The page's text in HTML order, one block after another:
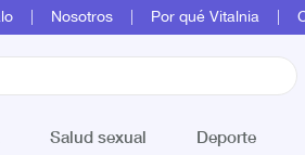
Nosotros Por qué Vitalnia
Salud sexual Deporte